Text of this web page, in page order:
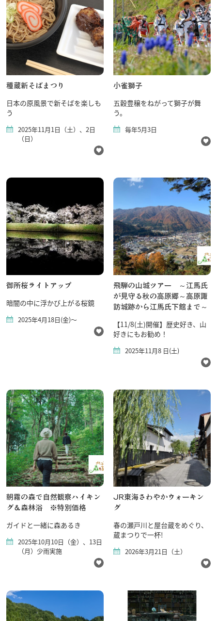
種蔵新そばまつり
日本の原風景で新そばを楽しも
う
2025年11月1日（土）、2日
（日）
小雀獅子
五穀豊穣をねがって獅子が舞
う。
毎年5月3日
御所桜ライトアップ
暗闇の中に浮かび上がる桜鏡
2025年4月18日(金)～
飛騨の山城ツアー ～江馬氏
が見守る秋の高原郷～高原諏
訪城跡から江馬氏下館まで～
【11/8(土)開催】歴史好き、山
好きにもお勧め！
2025年11月8 日(土)
朝霧の森で自然観察ハイキン
グ＆森林浴 ※特別価格
ガイドと一緒に森あるき
2025年10月10日（金）、13日
（月）少雨実施
JR東海さわやかウォーキン
グ
春の瀬戸川と屋台蔵をめぐり、
蔵まつりで一杯!
2026年3月21日（土）